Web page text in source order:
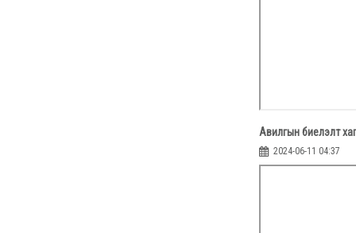
Авилгын биелэлт
2024-06-11 04:37